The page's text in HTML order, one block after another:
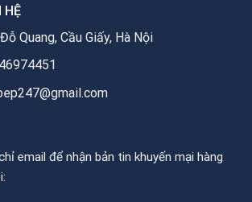
HỆ
Quang, Cầu Giấy, Hà Nội
email để nhận bản tin khuyến mại hàng